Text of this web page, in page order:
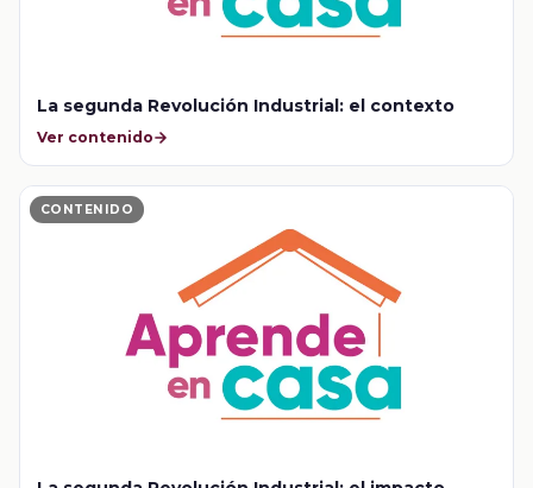
La segunda Revolución Industrial: el contexto
Ver contenido
CONTENIDO